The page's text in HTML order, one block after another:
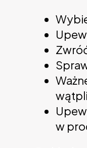
w